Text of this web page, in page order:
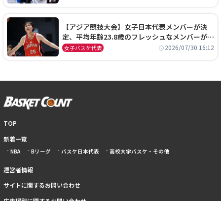
【アジア競技大会】女子日本代表メンバーが決
定、平均年齢23.8歳のフレッシュなメンバーが日
本開催の大舞台で頂点を狙う
女子バスケ代表 2026/07/30 16:12
TOP
新着一覧
NBA Bリーグ バスケ日本代表 高校大学バスケ・その他
運営者情報
サイトに関するお問い合わせ